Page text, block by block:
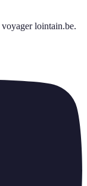
voyager lointain.be.